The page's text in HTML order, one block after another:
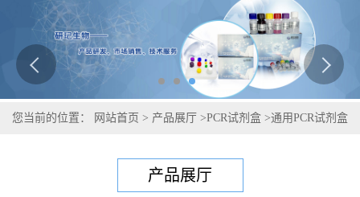
您当前的位置： 网站首页 > 产品展厅 >PCR试剂盒 >通用PCR试剂盒
产品展厅